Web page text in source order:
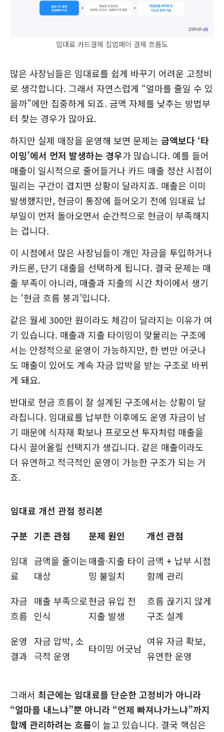
입대료 카드결제 집업페이 결제 흐름도
많은 사장님들은 임대료를 쉽게 바꾸기 어려운 고정비
로 생각합니다. 그래서 자연스럽게 “얼마를 줄일 수 있
을까”에만 집중하게 되죠. 금액 자체를 낮추는 방법부
터 찾는 경우가 많아요.
하지만 실제 매장을 운영해 보면 문제는 금액보다 ‘타
이밍’에서 먼저 발생하는 경우가 많습니다. 예를 들어
매출이 일시적으로 줄어들거나 카드 매출 정산 시점이
밀리는 구간이 겹치면 상황이 달라지죠. 매출은 이미
발생했지만, 현금이 통장에 들어오기 전에 임대료 납
부일이 먼저 돌아오면서 순간적으로 현금이 부족해지
는 겁니다.
이 시점에서 많은 사장님들이 개인 자금을 투입하거나
카드론, 단기 대출을 선택하게 됩니다. 결국 문제는 매
출 부족이 아니라, 매출과 지출의 시간 차이에서 생기
는 ‘현금 흐름 붕괴’입니다.
같은 월세 300만 원이라도 체감이 달라지는 이유가 여
기 있습니다. 매출과 지출 타이밍이 맞물리는 구조에
서는 안정적으로 운영이 가능하지만, 한 번만 어긋나
도 매출이 있어도 계속 자금 압박을 받는 구조로 바뀌
게 돼요.
반대로 현금 흐름이 잘 설계된 구조에서는 상황이 달
라집니다. 임대료를 납부한 이후에도 운영 자금이 남
기 때문에 식자재 확보나 프로모션 투자처럼 매출을
다시 끌어올릴 선택지가 생깁니다. 같은 매출이라도
더 유연하고 적극적인 운영이 가능한 구조가 되는 거
죠.
임대료 개선 관점 정리본
구분 기존 관점 문제 원인
개선 관점
임대
료
금액을 줄이는
대상
매출·지출 타이
밍 불일치
금액 + 납부 시점
함께 관리
자금
흐름
매출 부족으로
인식
현금 유입 전
지출 발생
흐름 끊기지 않게
구조 설계
운영
결과
자금 압박, 소
극적 운영
타이밍 어긋남
여유 자금 확보,
유연한 운영
그래서 최근에는 임대료를 단순한 고정비가 아니라
“얼마를 내느냐”뿐 아니라 “언제 빠져나가느냐”까지
함께 관리하려는 흐름이 늘고 있습니다. 결국 핵심은